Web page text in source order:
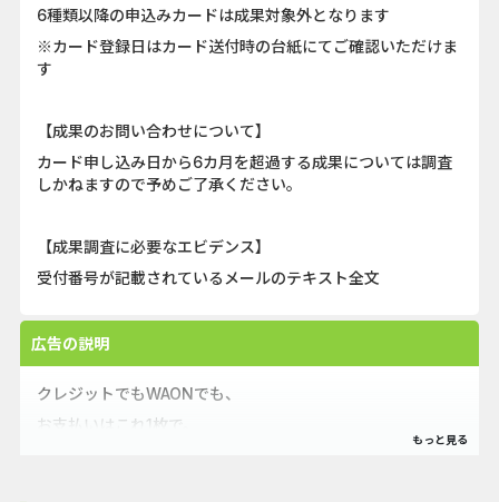
6種類以降の申込みカードは成果対象外となります
※カード登録日はカード送付時の台紙にてご確認いただけま
す
【成果のお問い合わせについて】
カード申し込み日から6カ月を超過する成果については調査
しかねますので予めご了承ください。
【成果調査に必要なエビデンス】
受付番号が記載されているメールのテキスト全文
広告の説明
クレジットでもWAONでも、
お支払いはこれ1枚で。